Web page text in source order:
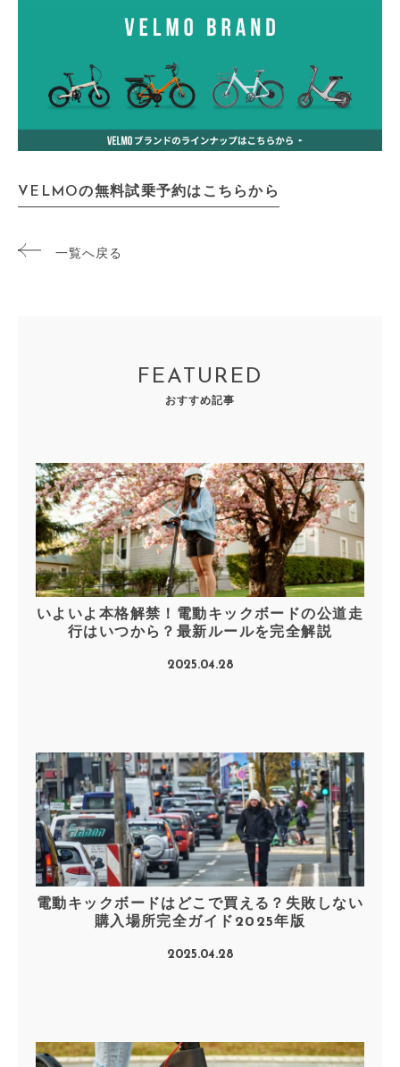
VELMOの無料試乗予約はこちらから
一覧へ戻る
FEATURED
おすすめ記事
いよいよ本格解禁！電動キックボードの公道走
行はいつから？最新ルールを完全解説
2025.04.28
電動キックボードはどこで買える？失敗しない
購入場所完全ガイド2025年版
2025.04.28